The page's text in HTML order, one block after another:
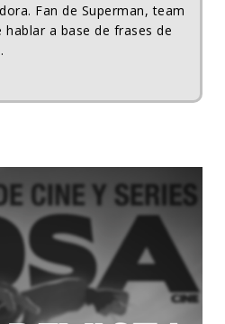
Fan de Superman, team
hablar a base de frases de